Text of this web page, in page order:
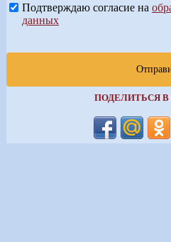
Подтверждаю согласие на
данных
ПОДЕЛИТЬСЯ